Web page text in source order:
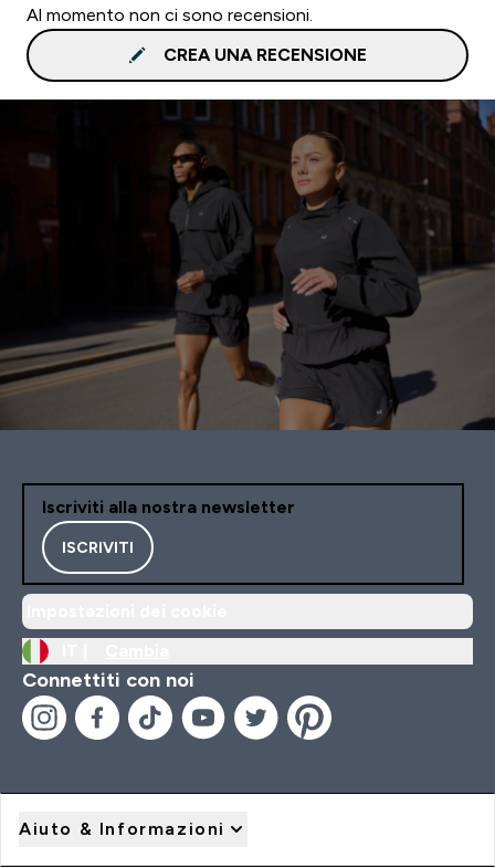
Al momento non ci sono recensioni.
CREA UNA RECENSIONE
Iscriviti alla nostra newsletter
ISCRIVITI
Connettiti con noi
Aiuto & Informazioni